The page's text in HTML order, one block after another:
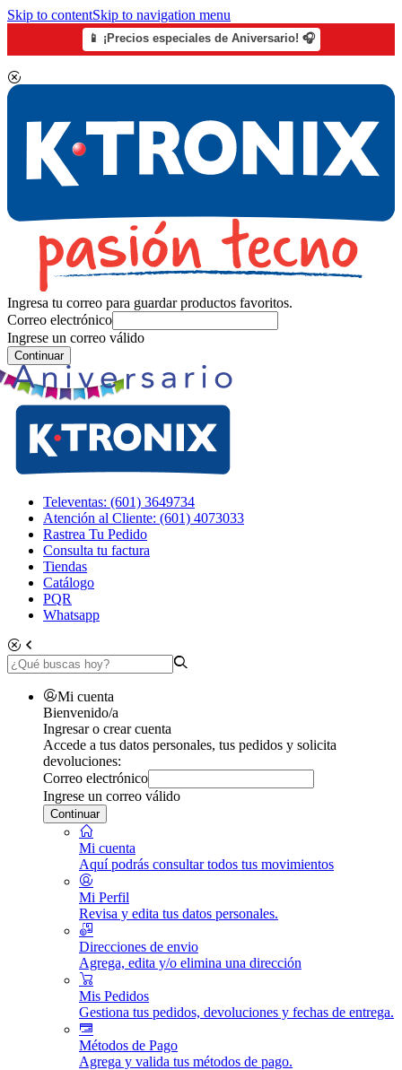
Skip to contentSkip to navigation menu
📱 ¡Precios especiales de Aniversario! 🎧
Ingresa tu correo para guardar productos favoritos.
Correo electrónico
Ingrese un correo válido
Continuar
Televentas: (601) 3649734
Atención al Cliente: (601) 4073033
Rastrea Tu Pedido
Consulta tu factura
Tiendas
Catálogo
PQR
Whatsapp
Mi cuenta
Bienvenido/a
Ingresar o crear cuenta
Accede a tus datos personales, tus pedidos y solicita
devoluciones:
Correo electrónico
Ingrese un correo válido
Continuar
Mi cuenta
Aquí podrás consultar todos tus movimientos
Mi Perfil
Revisa y edita tus datos personales.
Direcciones de envio
Agrega, edita y/o elimina una dirección
Mis Pedidos
Gestiona tus pedidos, devoluciones y fechas de entrega.
Métodos de Pago
Agrega y valida tus métodos de pago.